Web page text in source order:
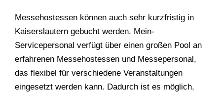
Messehostessen können auch sehr kurzfristig in
Kaiserslautern gebucht werden. Mein-
Servicepersonal verfügt über einen großen Pool an
erfahrenen Messehostessen und Messepersonal,
das flexibel für verschiedene Veranstaltungen
eingesetzt werden kann. Dadurch ist es möglich,